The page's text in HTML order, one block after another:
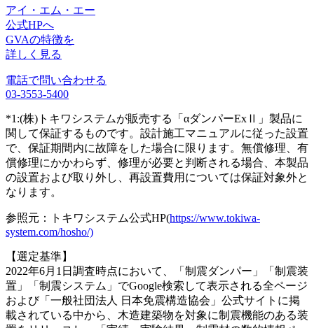
アイ・エム・エー
公式HPへ
GVAの特徴を
詳しく見る
電話で問い合わせる
03-3553-5400
*1:(株)トキワシステムが販売する「αダンパーExⅡ」製品に
関して保証するものです。設計施工マニュアルに従った設置
で、保証期間内に故障をした場合に限ります。無償修理、有
償修理にかかわらず、修理が必要と判断される場合、本製品
の設置および取り外し、再設置費用については保証対象外と
なります。
参照元：トキワシステム公式HP(https://www.tokiwa-
system.com/hosho/)
【選定基準】
2022年6月1日調査時点において、「制震ダンパー」「制震装
置」「制震システム」でGoogle検索して表示される全ページ
および「一般社団法人 日本免震構造協会」公式サイトに掲
載されている中から、木造建築物を対象に制震機能のある装